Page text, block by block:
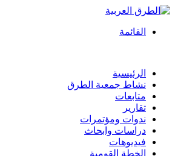
القائمة
الرئيسية
نشاط جمعية الطرق
متابعات
تقارير
ندوات ومؤتمرات
دراسات وابحاث
فيديوهات
الخطة القومية